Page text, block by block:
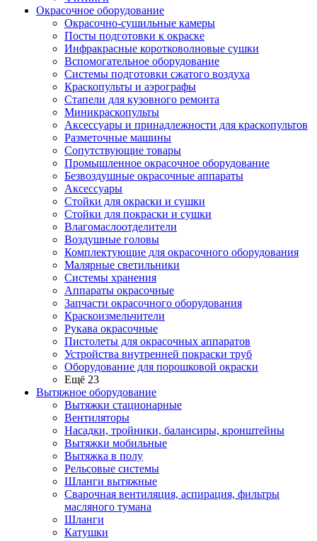
Окрасочное оборудование
Окрасочно-сушильные камеры
Посты подготовки к окраске
Инфракрасные коротковолновые сушки
Вспомогательное оборудование
Системы подготовки сжатого воздуха
Краскопульты и аэрографы
Стапели для кузовного ремонта
Миникраскопульты
Аксессуары и принадлежности для краскопультов
Разметочные машины
Сопутствующие товары
Промышленное окрасочное оборудование
Безвоздушные окрасочные аппараты
Аксессуары
Стойки для окраски и сушки
Стойки для покраски и сушки
Влагомаслоотделители
Воздушные головы
Комплектующие для окрасочного оборудования
Малярные светильники
Системы хранения
Аппараты окрасочные
Запчасти окрасочного оборудования
Краскоизмельчители
Рукава окрасочные
Пистолеты для окрасочных аппаратов
Устройства внутренней покраски труб
Оборудование для порошковой окраски
Ещё 23
Вытяжное оборудование
Вытяжки стационарные
Вентиляторы
Насадки, тройники, балансиры, кронштейны
Вытяжки мобильные
Вытяжка в полу
Рельсовые системы
Шланги вытяжные
Сварочная вентиляция, аспирация, фильтры
масляного тумана
Шланги
Катушки